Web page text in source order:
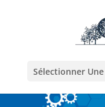
Sélectionner Une